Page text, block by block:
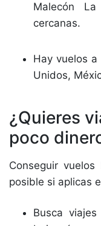
Malecón
cercanas.
Hay vuelos
Unidos,
¿Quieres
poco
Conseguir
posible si aplicas
Busca